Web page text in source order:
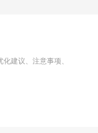
建议、注意事项、